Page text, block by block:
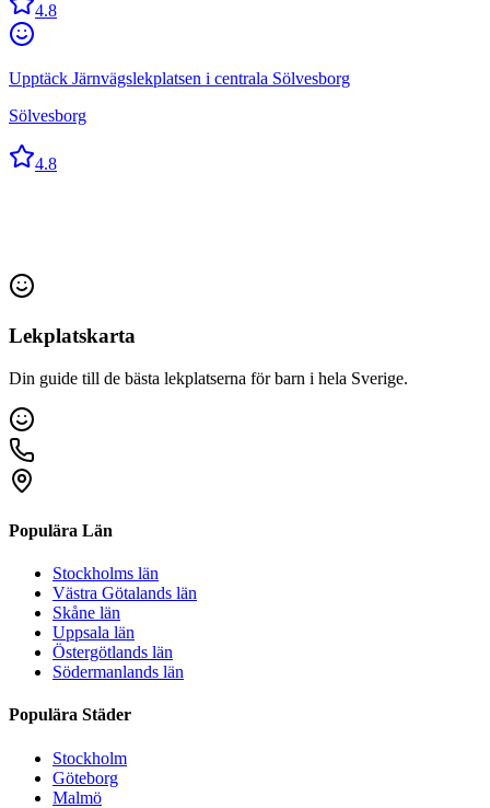
4.8
Upptäck Järnvägslekplatsen i centrala Sölvesborg
Sölvesborg
4.8
Lekplatskarta
Din guide till de bästa lekplatserna för barn i hela Sverige.
Populära Län
Stockholms län
Västra Götalands län
Skåne län
Uppsala län
Östergötlands län
Södermanlands län
Populära Städer
Stockholm
Göteborg
Malmö